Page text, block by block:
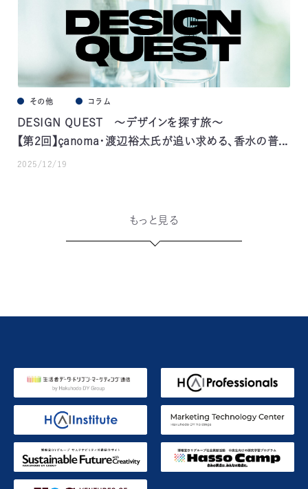
その他 コラム
DESIGN QUEST ～デザインを探す旅～
【第2回】çanoma・渡辺裕太氏が追い求める、香水の普...
2025/12/19
もっと見る